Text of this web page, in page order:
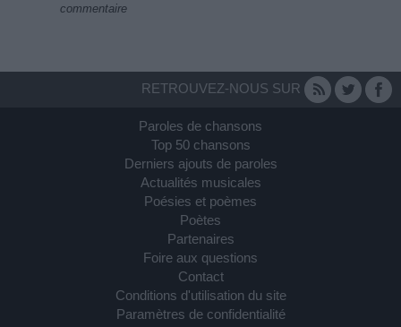
commentaire
RETROUVEZ-NOUS SUR
Paroles de chansons
Top 50 chansons
Derniers ajouts de paroles
Actualités musicales
Poésies et poèmes
Poètes
Partenaires
Foire aux questions
Contact
Conditions d'utilisation du site
Paramètres de confidentialité